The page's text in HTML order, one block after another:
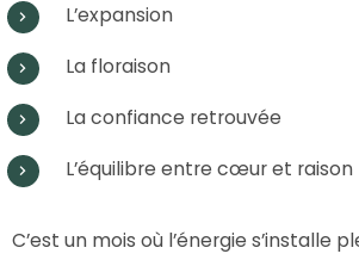
L’expansion
La floraison
La confiance retrouvée
L’équilibre entre cœur et raison
C’est un mois où l’énergie s’installe